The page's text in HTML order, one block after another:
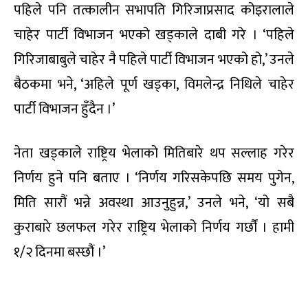
पहिले पनि तत्कालीन सभापति गिरिजाप्रसाद कोइरालाले
चाहेर पार्टी विभाजन भएको खड्काले दाबी गरे । ‘पहिले
गिरिजाबाबुले चाहेर नै पहिले पार्टी विभाजन भएको हो,’ उनले
बैठकमा भने, ‘अहिले पूर्ण खड्का, विमलेन्द्र निधिले चाहेर
पार्टी विभाजन हुँदैन ।’
नेता खड्काले राष्ट्रिय भेलाको मितिबारे थप सल्लाह गरेर
निर्णय हुने पनि बताए । ‘निर्णय गरिसकेपछि समय पुगेन,
मिति सारौं भन्ने अवस्था आउनुहुन्न,’ उनले भने, ‘यो सबै
कुराबारे छलफल गरेर राष्ट्रिय भेलाको निर्णय गर्छौं । हामी
१/२ दिनमा बस्छौं ।’